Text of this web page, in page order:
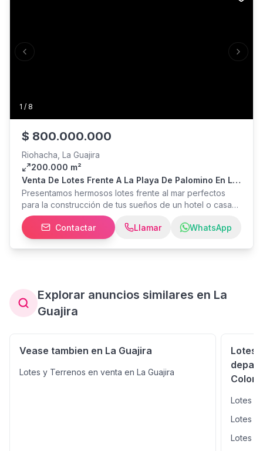
1 / 8
Previous slide Next
$ 800.000.000
Riohacha, La Guajira
200.000 m²
Venta De Lotes Frente A La Playa De Palomino En La
Guajira, Colombia
Presentamos hermosos lotes frente al mar perfectos
para la construcción de tus sueños de un hotel o casa
frente al mar para disfrutar su vista única frente a la
playa de Palomino en La Guajira. La propiedad consta
de más de 20 hectáreas frente playa, con excelente
potencialidad para inversión turística hotelera, con
frente al mar! Inversión $800.000.000 COP (1 Hectárea)
Ref. PT803
Contactar Llamar WhatsApp
Explorar anuncios similares en La
Guajira
Vease tambien en La Guajira
Lotes y Terrenos en venta en La Guajira
Lotes
Lotes y
Lotes y
Lotes y